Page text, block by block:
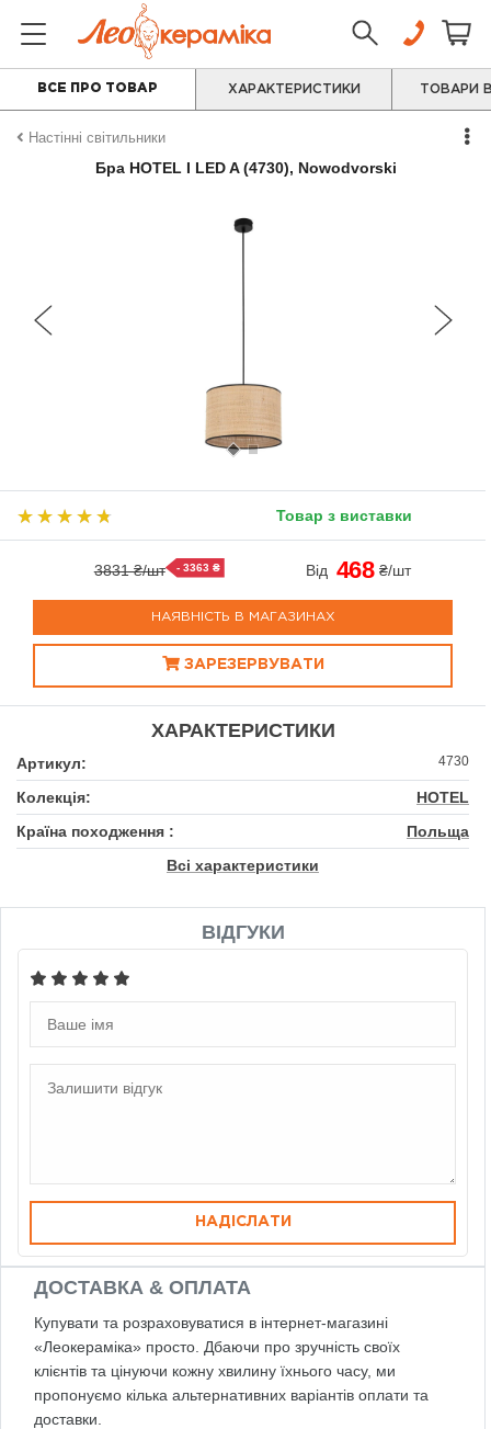
ВСЕ ПРО ТОВАР ХАРАКТЕРИСТИКИ ТОВАРИ В
Настінні світильники
Бра HOTEL I LED A (4730), Nowodvorski
Товар з виставки
3831 ₴/шт - 3363 ₴ Від 468 ₴/шт
НАЯВНІСТЬ В МАГАЗИНАХ
ЗАРЕЗЕРВУВАТИ
ХАРАКТЕРИСТИКИ
Артикул: 4730
Колекція:
HOTEL
Країна походження :
Польща
Всі характеристики
ВІДГУКИ
НАДІСЛАТИ
ДОСТАВКА & ОПЛАТА
Купувати та розраховуватися в інтернет-магазині
«Леокераміка» просто. Дбаючи про зручність своїх
клієнтів та цінуючи кожну хвилину їхнього часу, ми
пропонуємо кілька альтернативних варіантів оплати та
доставки.